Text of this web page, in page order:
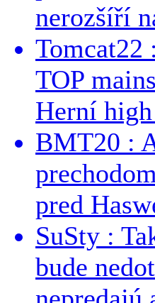
nerozšíří
Tomcat22
TOP
Herní
BMT20 :
pred
SuSty :
bude